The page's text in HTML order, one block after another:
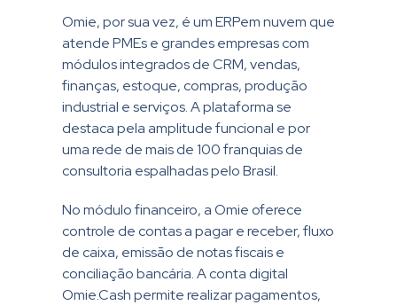
Omie, por sua vez, é um ERPem nuvem que
atende PMEs e grandes empresas com
módulos integrados de CRM, vendas,
finanças, estoque, compras, produção
industrial e serviços. A plataforma se
destaca pela amplitude funcional e por
uma rede de mais de 100 franquias de
consultoria espalhadas pelo Brasil.
No módulo financeiro, a Omie oferece
controle de contas a pagar e receber, fluxo
de caixa, emissão de notas fiscais e
conciliação bancária. A conta digital
Omie.Cash permite realizar pagamentos,